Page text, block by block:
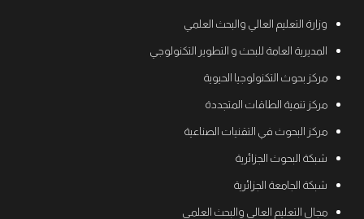
وزارة التعليم العالي والبحث العلمي
المديرية العامة للبحث و التطوير التكنولوجي
مركز بحوث التكنولوجيا الحيوية
مركز تنمية الطاقات المتجددة
مركز البحوث في التقنيات الصناعية
شبكة البحوث الجزائرية
شبكة الجامعة الجزائرية
مجال التعليم العالي والبحث العلمي